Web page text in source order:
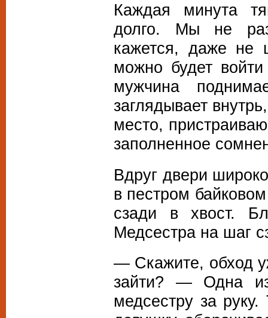
Каждая минута
долго. Мы не
кажется, даже не
можно будет
мужчина
заглядывает
место,
заполненное
Вдруг двери
в пестром
сзади в хвост.
Медсестра на шаг
— Скажите, обход
зайти? — Одна из
медсестру за